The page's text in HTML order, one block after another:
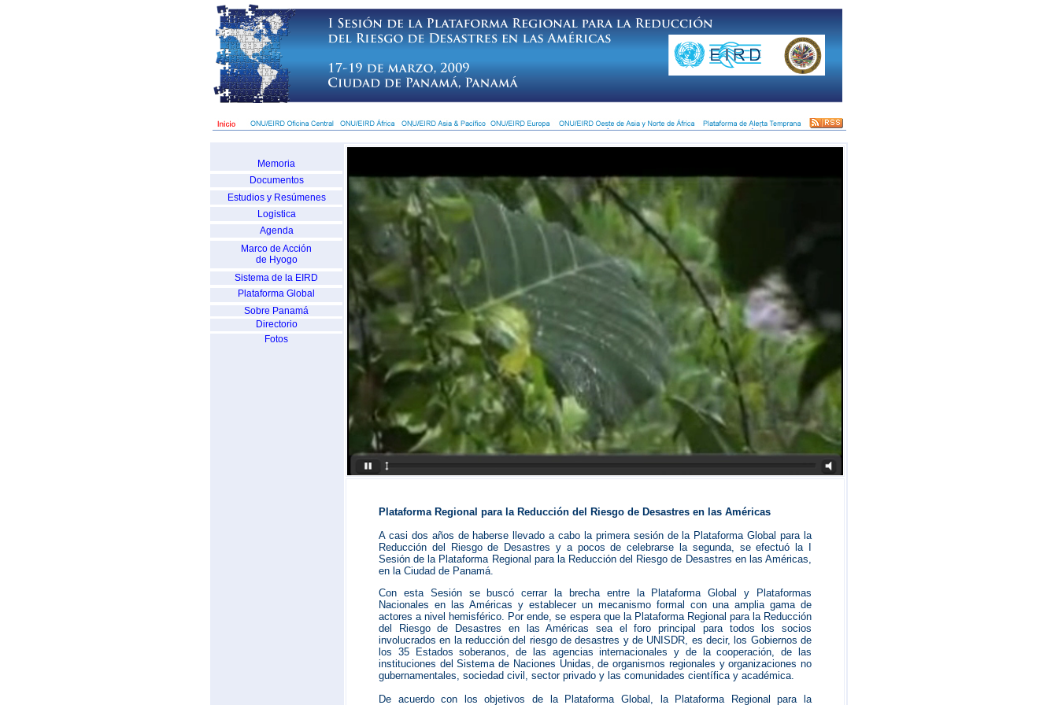
Plataforma Regional para la Reducción del Riesgo de Desastres en las Américas
A casi dos años de haberse llevado a cabo la primera sesión de la Plataforma Global para la
Reducción del Riesgo de Desastres y a pocos de celebrarse la segunda, se efectuó la I
Sesión de la Plataforma Regional para la Reducción del Riesgo de Desastres en las Américas,
en la Ciudad de Panamá.
Con esta Sesión se buscó cerrar la brecha entre la Plataforma Global y Plataformas
Nacionales en las Américas y establecer un mecanismo formal con una amplia gama de
actores a nivel hemisférico. Por ende, se espera que la Plataforma Regional para la Reducción
del Riesgo de Desastres en las Américas sea el foro principal para todos los socios
involucrados en la reducción del riesgo de desastres y de UNISDR, es decir, los Gobiernos de
los 35 Estados soberanos, de las agencias internacionales y de la cooperación, de las
instituciones del Sistema de Naciones Unidas, de organismos regionales y organizaciones no
gubernamentales, sociedad civil, sector privado y las comunidades científica y académica.
De acuerdo con los objetivos de la Plataforma Global, la Plataforma Regional para la
Memoria
Documentos
Estudios y Resúmenes
Logistica
Agenda
Marco de Acción
de Hyogo
Sistema de la EIRD
Plataforma Global
Sobre Panamá
Directorio
Fotos